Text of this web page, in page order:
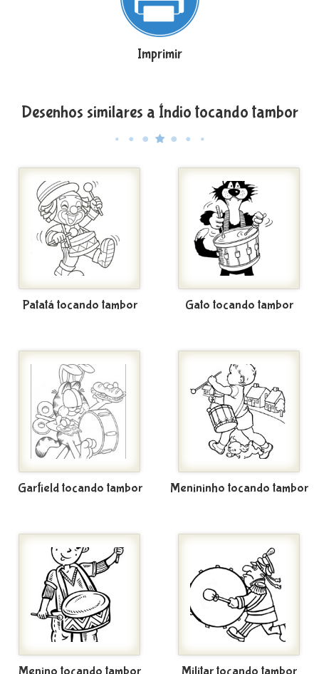
Imprimir
Desenhos similares a Índio tocando tambor
Patatá tocando tambor Gato tocando tambor
Garfield tocando tambor Menininho tocando tambor